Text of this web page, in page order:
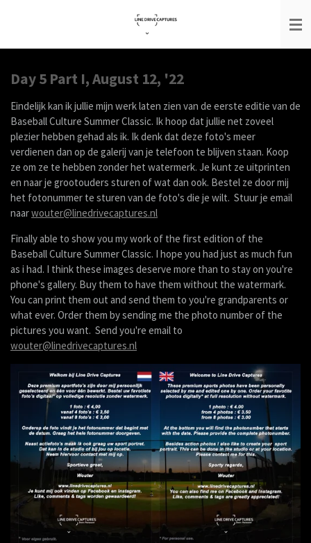
hoofdinhoud
Day 5 Part I, August 12, '22
Eindelijk kan ik jullie mijn werk laten zien van de eerste editie van de
Baseball Culture Summer Classic. Ik hoop dat jullie net zoveel
plezier hebben gehad als ik. Ik denk dat deze foto's meer
verdienen dan op de galerij van je telefoon te blijven staan. Koop
ze om ze te hebben zonder het watermerk. Je kunt ze uitprinten
en naar je grootouders sturen of wat dan ook. Bestel ze door mij
het fotonummer te sturen van de foto's die je wilt. Stuur je email
naarwouter@linedrivecaptures.nl
Finally able to show you my work of the first edition of the
Baseball Culture Summer Classic. I hope you had just as much fun
as i had. I think these images deserve more than to stay on you're
phone's gallery. Buy them to have them without the watermark.
You can print them out and send them to you're grandparents or
what ever. Order them by sending me the photo number of the
pictures you want. Send you're email to
wouter@linedrivecaptures.nl